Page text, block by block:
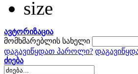
ავტორიზაცია
მომხმარებლის სახელი
დაგავიწყდათ პაროლი?
ძიება